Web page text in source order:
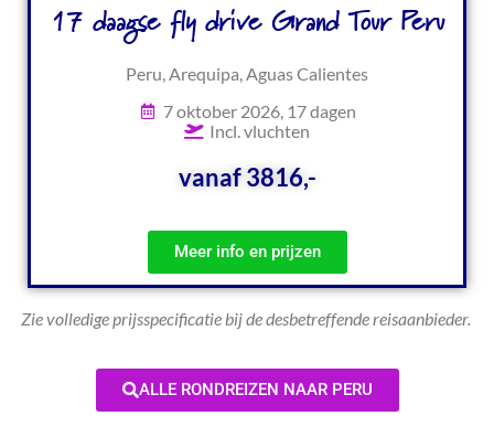
17 daagse fly drive Grand Tour Peru
Peru, Arequipa, Aguas Calientes
7 oktober 2026, 17 dagen
Incl. vluchten
vanaf 3816,-
Meer info en prijzen
Zie volledige prijsspecificatie bij de desbetreffende reisaanbieder.
ALLE RONDREIZEN NAAR PERU